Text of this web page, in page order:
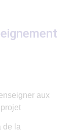
aux
de la